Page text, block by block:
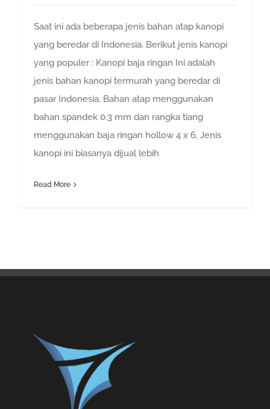
Saat ini ada beberapa jenis bahan atap kanopi
yang beredar di Indonesia. Berikut jenis kanopi
yang populer : Kanopi baja ringan Ini adalah
jenis bahan kanopi termurah yang beredar di
pasar Indonesia. Bahan atap menggunakan
bahan spandek 0.3 mm dan rangka tiang
menggunakan baja ringan hollow 4 x 6. Jenis
kanopi ini biasanya dijual lebih
Read More